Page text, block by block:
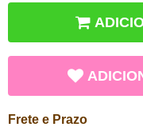
Frete e Prazo